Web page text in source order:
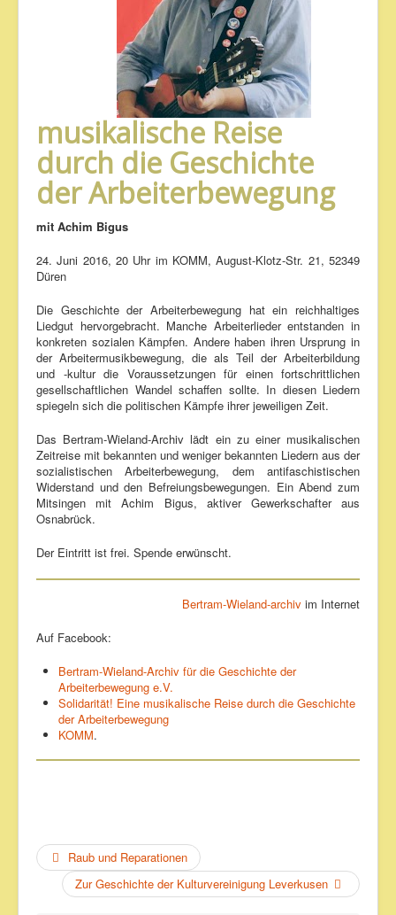
musikalische Reise
durch die Geschichte
der Arbeiterbewegung
mit Achim Bigus
24. Juni 2016, 20 Uhr im KOMM, August-Klotz-Str. 21, 52349
Düren
Die Geschichte der Arbeiterbewegung hat ein reichhaltiges
Liedgut hervorgebracht. Manche Arbeiterlieder entstanden in
konkreten sozialen Kämpfen. Andere haben ihren Ursprung in
der Arbeitermusikbewegung, die als Teil der Arbeiterbildung
und -kultur die Voraussetzungen für einen fortschrittlichen
gesellschaftlichen Wandel schaffen sollte. In diesen Liedern
spiegeln sich die politischen Kämpfe ihrer jeweiligen Zeit.
Das Bertram-Wieland-Archiv lädt ein zu einer musikalischen
Zeitreise mit bekannten und weniger bekannten Liedern aus der
sozialistischen Arbeiterbewegung, dem antifaschistischen
Widerstand und den Befreiungsbewegungen. Ein Abend zum
Mitsingen mit Achim Bigus, aktiver Gewerkschafter aus
Osnabrück.
Der Eintritt ist frei. Spende erwünscht.
Bertram-Wieland-archiv im Internet
Auf Facebook:
Bertram-Wieland-Archiv für die Geschichte der
Arbeiterbewegung e.V.
Solidarität! Eine musikalische Reise durch die Geschichte
der Arbeiterbewegung
KOMM.
Raub und Reparationen
Zur Geschichte der Kulturvereinigung Leverkusen